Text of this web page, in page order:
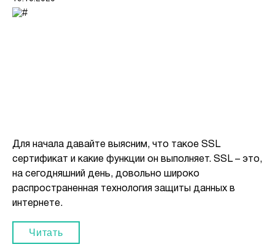
Для начала давайте выясним, что такое SSL
сертификат и какие функции он выполняет. SSL – это,
на сегодняшний день, довольно широко
распространенная технология защиты данных в
интернете.
Читать